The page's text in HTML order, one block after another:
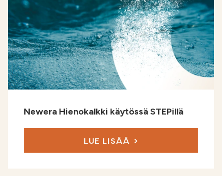
Newera Hienokalkki käytössä STEPillä
LUE LISÄÄ